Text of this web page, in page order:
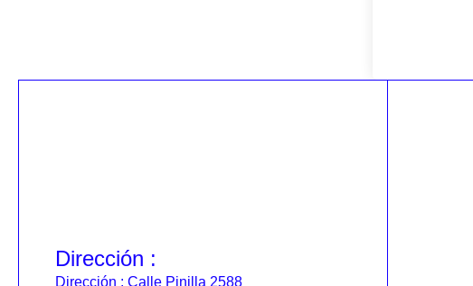
Dirección :
Dirección : Calle Pinilla 2588